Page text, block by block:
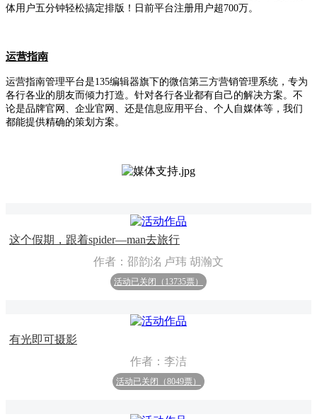
体用户五分钟轻松搞定排版！日前平台注册用户超700万。
运营指南
运营指南管理平台是135编辑器旗下的微信第三方营销管理系统，专为
各行各业的朋友而倾力打造。针对各行各业都有自己的解决方案。不
论是品牌官网、企业官网、还是信息应用平台、个人自媒体等，我们
都能提供精确的策划方案。
这个假期，跟着spider—man去旅行
作者：邵韵洺 卢玮 胡瀚文
活动已关闭（13735票）
有光即可摄影
作者：李洁
活动已关闭（8049票）